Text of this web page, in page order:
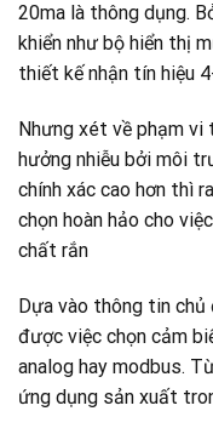
20ma là thông dụng.
khiển như bộ hiển thị
thiết kế nhận tín hiệu
Nhưng xét về phạm vi
hưởng nhiễu bởi môi
chính xác cao hơn thì
chọn hoàn hảo cho
chất rắn
Dựa vào thông tin
được việc chọn cảm
analog hay modbus.
ứng dụng sản xuất